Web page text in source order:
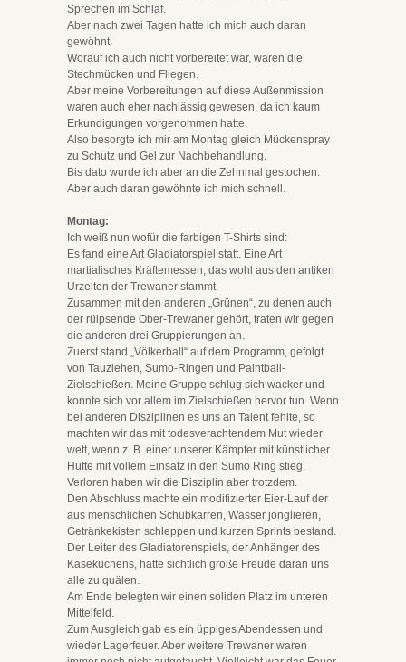
Sprechen im Schlaf.
Aber nach zwei Tagen hatte ich mich auch daran
gewöhnt.
Worauf ich auch nicht vorbereitet war, waren die
Stechmücken und Fliegen.
Aber meine Vorbereitungen auf diese Außenmission
waren auch eher nachlässig gewesen, da ich kaum
Erkundigungen vorgenommen hatte.
Also besorgte ich mir am Montag gleich Mückenspray
zu Schutz und Gel zur Nachbehandlung.
Bis dato wurde ich aber an die Zehnmal gestochen.
Aber auch daran gewöhnte ich mich schnell.
Montag:
Ich weiß nun wofür die farbigen T-Shirts sind:
Es fand eine Art Gladiatorspiel statt. Eine Art
martialisches Kräftemessen, das wohl aus den antiken
Urzeiten der Trewaner stammt.
Zusammen mit den anderen „Grünen“, zu denen auch
der rülpsende Ober-Trewaner gehört, traten wir gegen
die anderen drei Gruppierungen an.
Zuerst stand „Völkerball“ auf dem Programm, gefolgt
von Tauziehen, Sumo-Ringen und Paintball-
Zielschießen. Meine Gruppe schlug sich wacker und
konnte sich vor allem im Zielschießen hervor tun. Wenn
bei anderen Disziplinen es uns an Talent fehlte, so
machten wir das mit todesverachtendem Mut wieder
wett, wenn z. B. einer unserer Kämpfer mit künstlicher
Hüfte mit vollem Einsatz in den Sumo Ring stieg.
Verloren haben wir die Disziplin aber trotzdem.
Den Abschluss machte ein modifizierter Eier-Lauf der
aus menschlichen Schubkarren, Wasser jonglieren,
Getränkekisten schleppen und kurzen Sprints bestand.
Der Leiter des Gladiatorenspiels, der Anhänger des
Käsekuchens, hatte sichtlich große Freude daran uns
alle zu quälen.
Am Ende belegten wir einen soliden Platz im unteren
Mittelfeld.
Zum Ausgleich gab es ein üppiges Abendessen und
wieder Lagerfeuer. Aber weitere Trewaner waren